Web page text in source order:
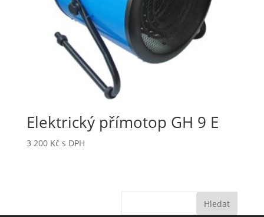
Elektrický přímotop GH 9 E
3 200 Kč s DPH